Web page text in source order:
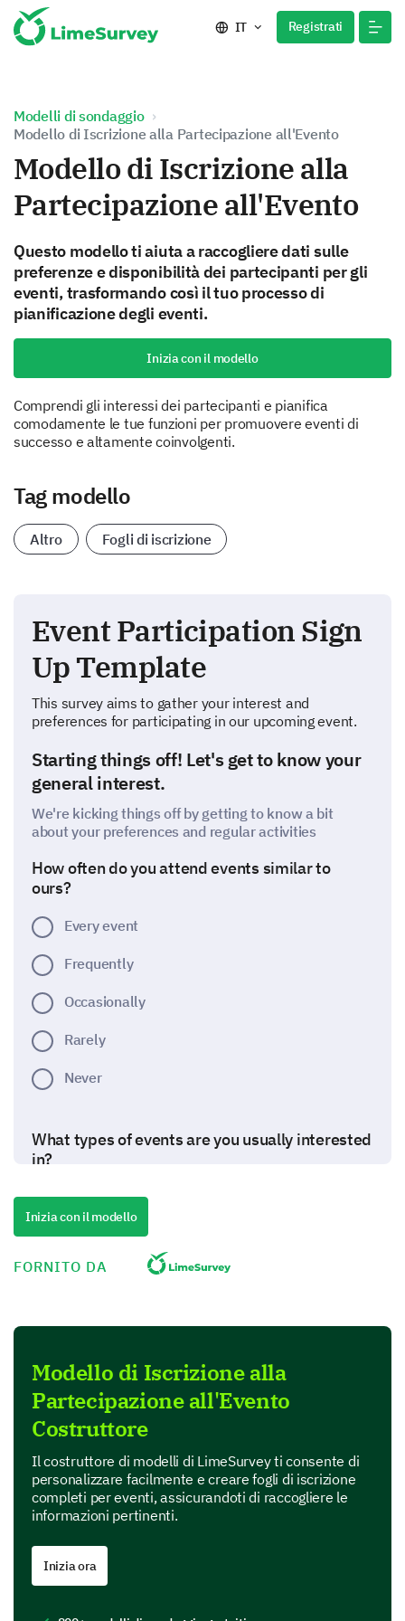
IT Registrati
Modelli di sondaggio
Modello di Iscrizione alla Partecipazione all'Evento
Modello di Iscrizione alla
Partecipazione all'Evento
Questo modello ti aiuta a raccogliere dati sulle
preferenze e disponibilità dei partecipanti per gli
eventi, trasformando così il tuo processo di
pianificazione degli eventi.
Inizia con il modello
Comprendi gli interessi dei partecipanti e pianifica
comodamente le tue funzioni per promuovere eventi di
successo e altamente coinvolgenti.
Tag modello
Altro Fogli di iscrizione
Event Participation Sign
Up Template
This survey aims to gather your interest and
preferences for participating in our upcoming event.
Starting things off! Let's get to know your
general interest.
We're kicking things off by getting to know a bit
about your preferences and regular activities
How often do you attend events similar to
ours?
Every event
Frequently
Occasionally
Rarely
Never
What types of events are you usually interested
in?
Educational
Recreational
Charity
Inizia con il modello
FORNITO DA
Modello di Iscrizione alla
Partecipazione all'Evento
Costruttore
Il costruttore di modelli di LimeSurvey ti consente di
personalizzare facilmente e creare fogli di iscrizione
completi per eventi, assicurandoti di raccogliere le
informazioni pertinenti.
Inizia ora